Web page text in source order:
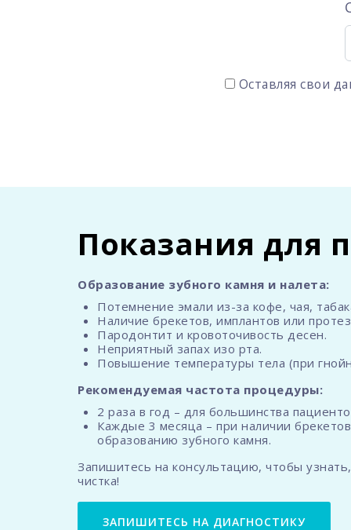
Оставляя свои
Показания для
Образование зубного камня и налета:
Потемнение эмали из-за кофе, чая,
Наличие брекетов, имплантов или
Пародонтит и кровоточивость десен.
Неприятный запах изо рта.
Повышение температуры тела (при
Рекомендуемая частота процедуры:
2 раза в год – для большинства
Каждые 3 месяца – при наличии
образованию зубного камня.
Запишитесь на консультацию, чтобы
чистка!
ЗАПИШИТЕСЬ НА ДИАГНОСТИКУ